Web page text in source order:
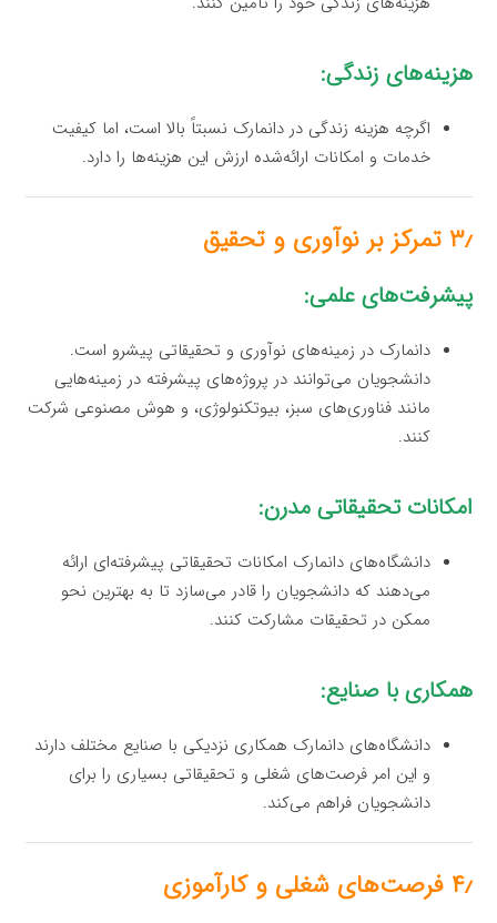
هزینه‌های زندگی:
اگرچه هزینه زندگی در دانمارک نسبتاً بالا است، اما کیفیت
خدمات و امکانات ارائه‌شده ارزش این هزینه‌ها را دارد.
۳٫ تمرکز بر نوآوری و تحقیق
پیشرفت‌های علمی:
دانمارک در زمینه‌های نوآوری و تحقیقاتی پیشرو است.
دانشجویان می‌توانند در پروژه‌های پیشرفته در زمینه‌هایی
مانند فناوری‌های سبز، بیوتکنولوژی، و هوش مصنوعی شرکت
کنند.
امکانات تحقیقاتی مدرن:
دانشگاه‌های دانمارک امکانات تحقیقاتی پیشرفته‌ای ارائه
می‌دهند که دانشجویان را قادر می‌سازد تا به بهترین نحو
ممکن در تحقیقات مشارکت کنند.
همکاری با صنایع:
دانشگاه‌های دانمارک همکاری نزدیکی با صنایع مختلف دارند
و این امر فرصت‌های شغلی و تحقیقاتی بسیاری را برای
دانشجویان فراهم می‌کند.
۴٫ فرصت‌های شغلی و کارآموزی